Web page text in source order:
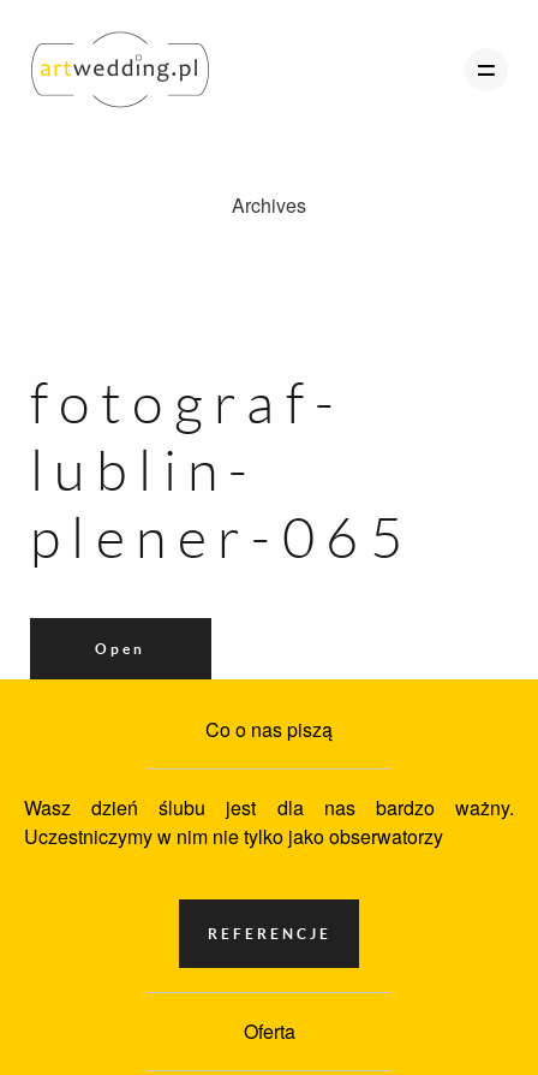
Kontakt
Strefa Klienta
Archives
fotograf-
lublin-
plener-065
Open
Co o nas piszą
Wasz dzień ślubu jest dla nas bardzo ważny.
Uczestniczymy w nim nie tylko jako obserwatorzy
Oferta